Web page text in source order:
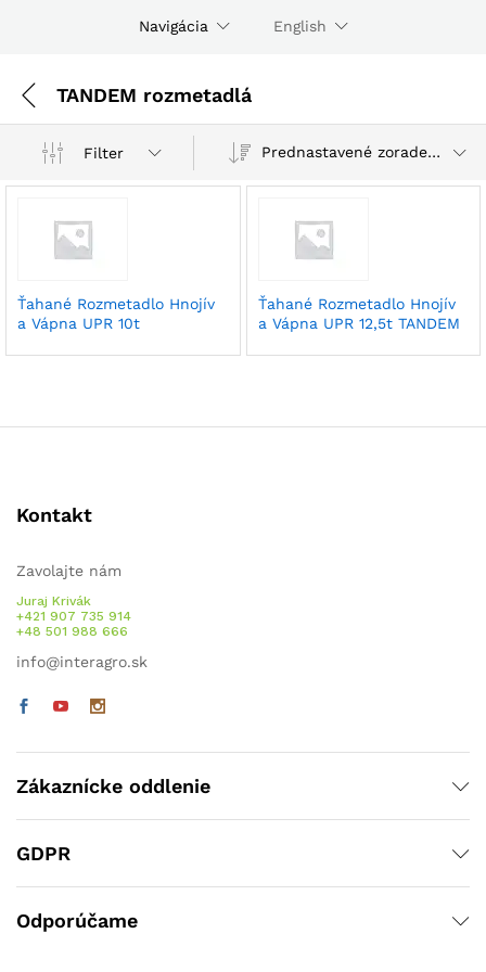
Navigácia English
TANDEM rozmetadlá
Filter Prednastavené zoradenie
Ťahané Rozmetadlo Hnojív
a Vápna UPR 10t
Ťahané Rozmetadlo Hnojív
a Vápna UPR 12,5t TANDEM
Kontakt
Zavolajte nám
Juraj Krivák
+421 907 735 914
+48 501 988 666
info@interagro.sk
Zákaznícke oddlenie
GDPR
Odporúčame